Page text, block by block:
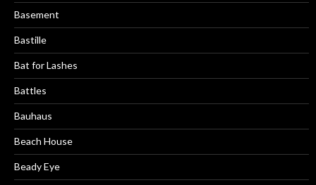
Basement
Bastille
Bat for Lashes
Battles
Bauhaus
Beach House
Beady Eye